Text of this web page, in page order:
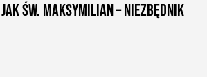
ŚW. MAKSYMILIAN – NIEZBĘDNIK